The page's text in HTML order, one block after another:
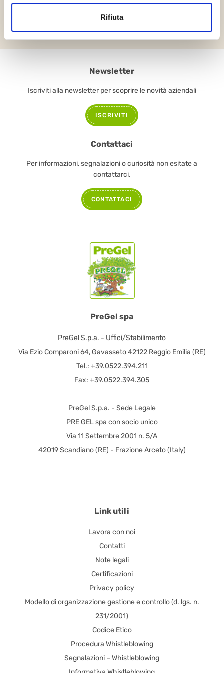
Rifiuta
TUTTE LE NOTIZIE
PreGel spa
PreGel S.p.a. - Uffici/Stabilimento
Via Ezio Comparoni 64, Gavasseto 42122 Reggio Emilia (RE)
Tel.: +39.0522.394.211
Fax: +39.0522.394.305
PreGel S.p.a. - Sede Legale
PRE GEL spa con socio unico
Via 11 Settembre 2001 n. 5/A
42019 Scandiano (RE) - Frazione Arceto (Italy)
Link utili
Lavora con noi
Contatti
Note legali
Certificazioni
Privacy policy
Modello di organizzazione gestione e controllo (d. lgs. n.
231/2001)
Codice Etico
Procedura Whistleblowing
Segnalazioni – Whistleblowing
Newsletter
Iscriviti alla newsletter per scoprire le novità aziendali
ISCRIVITI
Contattaci
Per informazioni, segnalazioni o curiosità non esitate a
contattarci.
CONTATTACI